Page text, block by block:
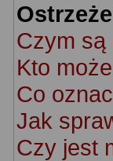
Czym są
Kto
Co
Jak
Czy jest